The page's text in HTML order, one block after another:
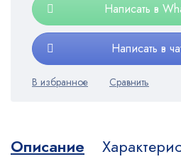
Написать в
Написать в
Описание